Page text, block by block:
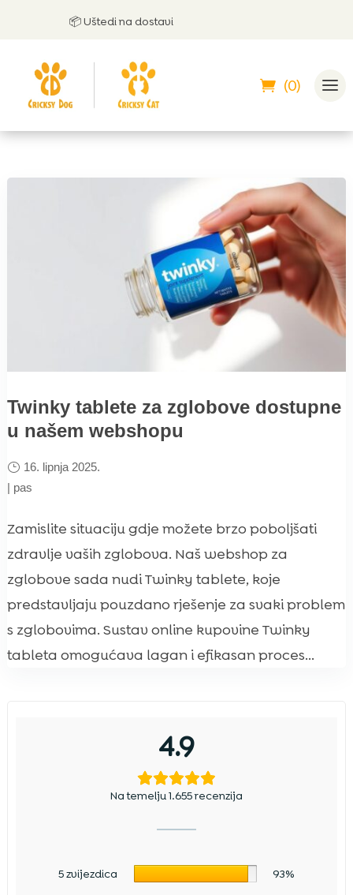
📦 Uštedi na dostavi
(0)
Twinky tablete za zglobove dostupne
u našem webshopu
16. lipnja 2025.
| pas
Zamislite situaciju gdje možete brzo poboljšati
zdravlje vaših zglobova. Naš webshop za
zglobove sada nudi Twinky tablete, koje
predstavljaju pouzdano rješenje za svaki problem
s zglobovima. Sustav online kupovine Twinky
tableta omogućava lagan i efikasan proces...
4.9
Na temelju 1.655 recenzija
5 zvijezdica 93%